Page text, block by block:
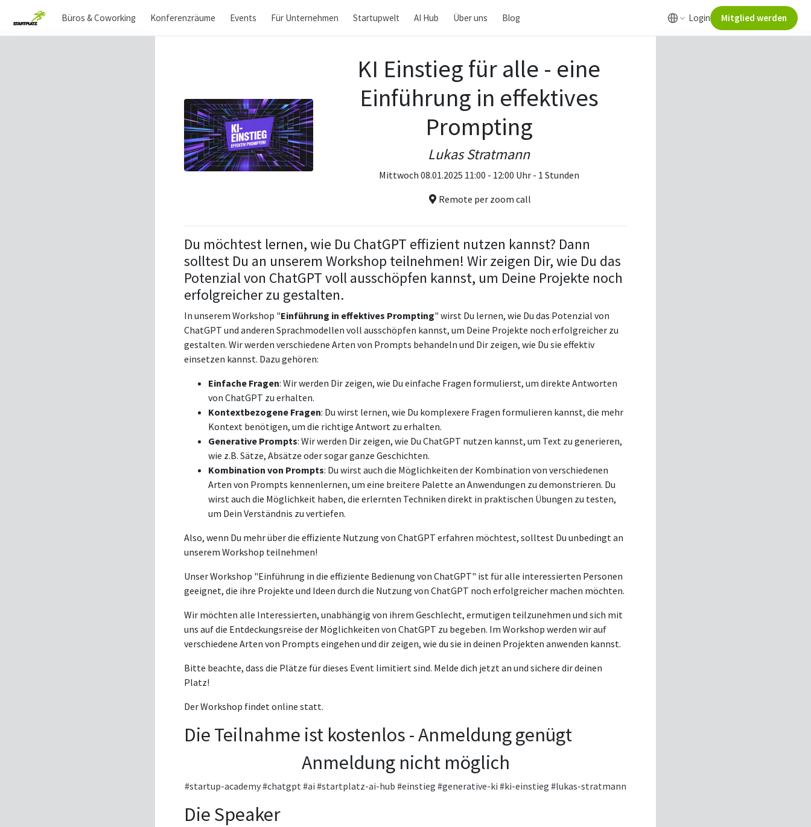
Büros & Coworking Konferenzräume Events Für Unternehmen Startupwelt AI Hub Über uns Blog Login Mitglied werden
KI Einstieg für alle - eine
Einführung in effektives
Prompting
Lukas Stratmann
Mittwoch 08.01.2025 11:00 - 12:00 Uhr - 1 Stunden
Remote per zoom call
Du möchtest lernen, wie Du ChatGPT effizient nutzen kannst? Dann
solltest Du an unserem Workshop teilnehmen! Wir zeigen Dir, wie Du das
Potenzial von ChatGPT voll ausschöpfen kannst, um Deine Projekte noch
erfolgreicher zu gestalten.
In unserem Workshop "Einführung in effektives Prompting" wirst Du lernen, wie Du das Potenzial von
ChatGPT und anderen Sprachmodellen voll ausschöpfen kannst, um Deine Projekte noch erfolgreicher zu
gestalten. Wir werden verschiedene Arten von Prompts behandeln und Dir zeigen, wie Du sie effektiv
einsetzen kannst. Dazu gehören:
Einfache Fragen: Wir werden Dir zeigen, wie Du einfache Fragen formulierst, um direkte Antworten
von ChatGPT zu erhalten.
Kontextbezogene Fragen: Du wirst lernen, wie Du komplexere Fragen formulieren kannst, die mehr
Kontext benötigen, um die richtige Antwort zu erhalten.
Generative Prompts: Wir werden Dir zeigen, wie Du ChatGPT nutzen kannst, um Text zu generieren,
wie z.B. Sätze, Absätze oder sogar ganze Geschichten.
Kombination von Prompts: Du wirst auch die Möglichkeiten der Kombination von verschiedenen
Arten von Prompts kennenlernen, um eine breitere Palette an Anwendungen zu demonstrieren. Du
wirst auch die Möglichkeit haben, die erlernten Techniken direkt in praktischen Übungen zu testen,
um Dein Verständnis zu vertiefen.
Also, wenn Du mehr über die effiziente Nutzung von ChatGPT erfahren möchtest, solltest Du unbedingt an
unserem Workshop teilnehmen!
Unser Workshop "Einführung in die effiziente Bedienung von ChatGPT" ist für alle interessierten Personen
geeignet, die ihre Projekte und Ideen durch die Nutzung von ChatGPT noch erfolgreicher machen möchten.
Wir möchten alle Interessierten, unabhängig von ihrem Geschlecht, ermutigen teilzunehmen und sich mit
uns auf die Entdeckungsreise der Möglichkeiten von ChatGPT zu begeben. Im Workshop werden wir auf
verschiedene Arten von Prompts eingehen und dir zeigen, wie du sie in deinen Projekten anwenden kannst.
Bitte beachte, dass die Plätze für dieses Event limitiert sind. Melde dich jetzt an und sichere dir deinen
Platz!
Der Workshop findet online statt.
Die Teilnahme ist kostenlos - Anmeldung genügt
Anmeldung nicht möglich
#startup-academy#chatgpt #ai #startplatz-ai-hub #einstieg #generative-ki #ki-einstieg #lukas-stratmann
Die Speaker